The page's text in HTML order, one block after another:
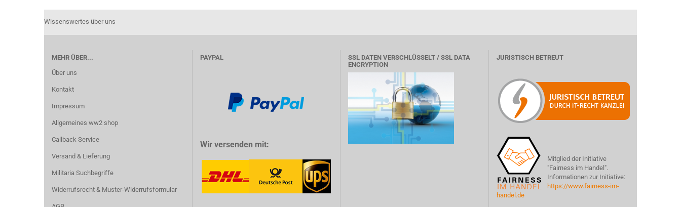
Wissenswertes über uns
MEHR ÜBER...
Über uns
Kontakt
Impressum
Allgemeines ww2 shop
Callback Service
Versand & Lieferung
Militaria Suchbegriffe
Widerrufsrecht & Muster-Widerrufsformular
PAYPAL
Wir versenden mit:
SSL DATEN VERSCHLÜSSELT / SSL DATA
ENCRYPTION
JURISTISCH BETREUT
Mitglied der Initiative
"Fairness im Handel".
Informationen zur Initiative:
https://www.fairness-im-
handel.de